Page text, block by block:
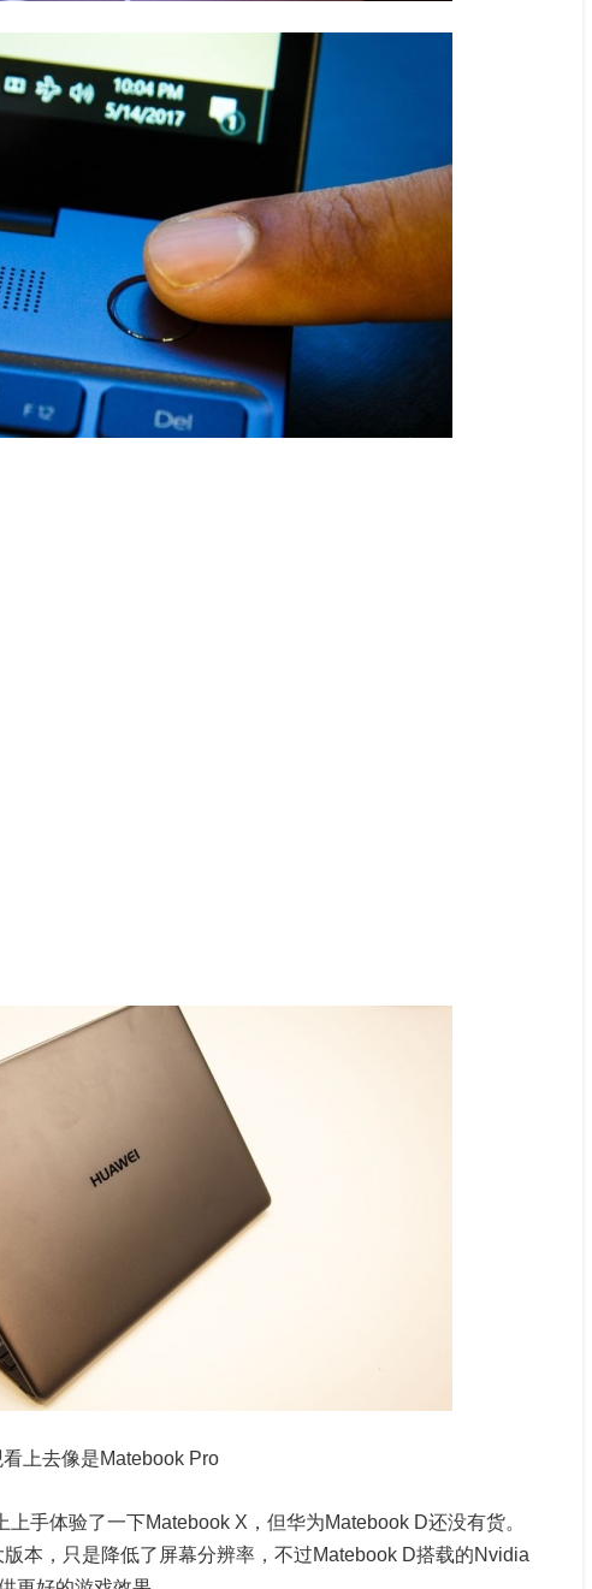
上去像是Matebook Pro
手体验了一下Matebook X，但华为Matebook D还没有货。
本，只是降低了屏幕分辨率，不过Matebook D搭载的Nvidia